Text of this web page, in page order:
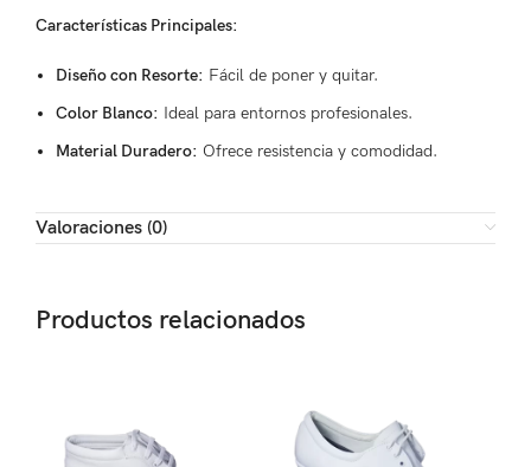
Características Principales:
Diseño con Resorte: Fácil de poner y quitar.
Color Blanco: Ideal para entornos profesionales.
Material Duradero: Ofrece resistencia y comodidad.
Valoraciones (0)
Productos relacionados